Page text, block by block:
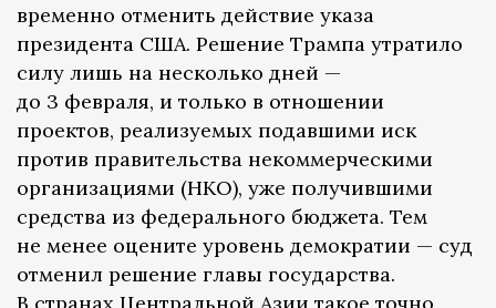
временно отменить действие указа
президента США. Решение Трампа утратило
силу лишь на несколько дней —
до 3 февраля, и только в отношении
проектов, реализуемых подавшими иск
против правительства некоммерческими
организациями (НКО), уже получившими
средства из федерального бюджета. Тем
не менее оцените уровень демократии — суд
отменил решение главы государства.